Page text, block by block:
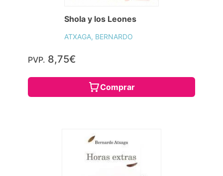
Shola y los Leones
ATXAGA, BERNARDO
PVP. 8,75€
Comprar